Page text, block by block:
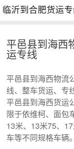
临沂到合肥货运
平邑县到海西
运专线
平邑县到海西物流
线、整车货运、专
平邑县到海西货运
限于依维柯、面包
13米、13米75、
车等不同规格车辆。